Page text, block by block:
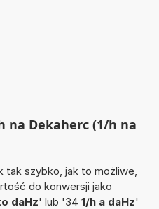
na Dekaherc (1/h na
tak szybko, jak to możliwe,
do konwersji jako
daHz' lub '34 1/h a daHz'